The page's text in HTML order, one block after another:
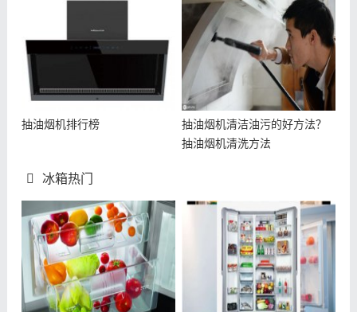
抽油烟机排行榜
抽油烟机清洁油污的好方法？
抽油烟机清洗方法
冰箱热门